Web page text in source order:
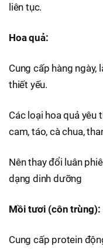
liên tục.
Hoa quả:
Cung cấp hàng ngày,
thiết yếu.
Các loại hoa quả yêu
cam, táo, cà chua,
Nên thay đổi luân
dạng dinh dưỡng
Mồi tươi (côn trùng):
Cung cấp protein